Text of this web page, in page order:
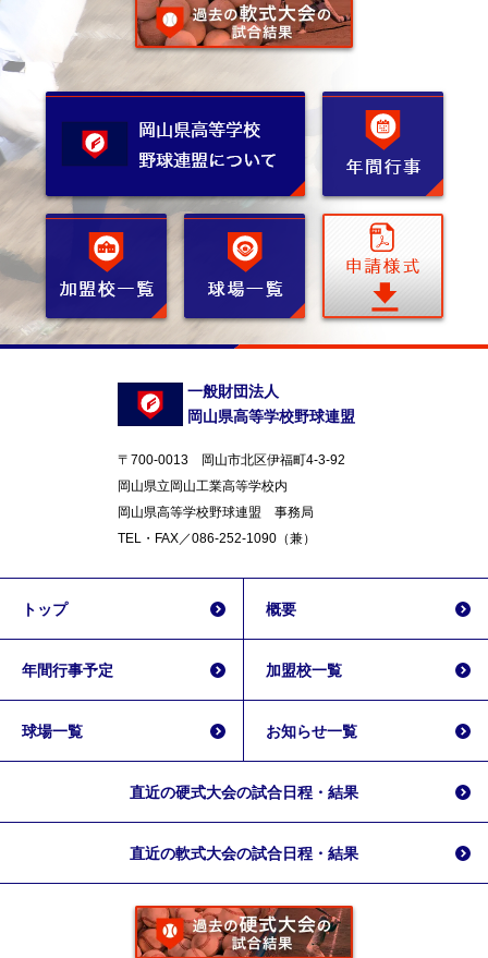
一般財団法人
岡山県高等学校野球連盟
〒700-0013 岡山市北区伊福町4-3-92
岡山県立岡山工業高等学校内
岡山県高等学校野球連盟 事務局
TEL・FAX／086-252-1090（兼）
トップ 概要
年間行事予定 加盟校一覧
球場一覧 お知らせ一覧
直近の硬式大会の試合日程・結果
直近の軟式大会の試合日程・結果